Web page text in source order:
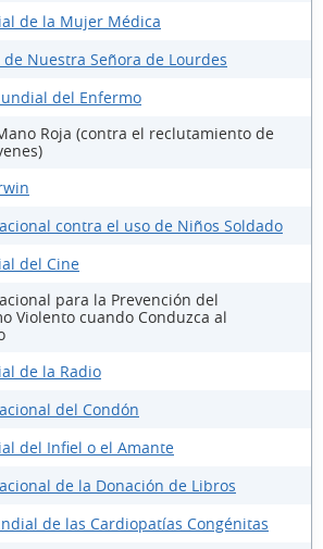
de la Mujer Médica
de Nuestra Señora de Lourdes
del Enfermo
Roja (contra el reclutamiento de
contra el uso de Niños Soldado
del Cine
para la Prevención del
Violento cuando Conduzca al
de la Radio
del Condón
del Infiel o el Amante
de la Donación de Libros
de las Cardiopatías Congénitas